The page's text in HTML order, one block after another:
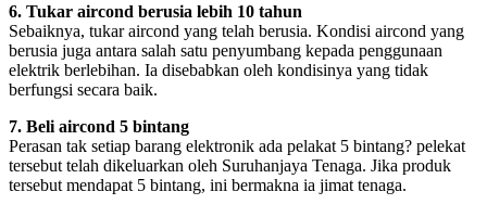
6. Tukar aircond berusia lebih 10 tahun
Sebaiknya, tukar aircond yang telah berusia. Kondisi aircond yang
berusia juga antara salah satu penyumbang kepada penggunaan
elektrik berlebihan. Ia disebabkan oleh kondisinya yang tidak
berfungsi secara baik.
7. Beli aircond 5 bintang
Perasan tak setiap barang elektronik ada pelakat 5 bintang? pelekat
tersebut telah dikeluarkan oleh Suruhanjaya Tenaga. Jika produk
tersebut mendapat 5 bintang, ini bermakna ia jimat tenaga.